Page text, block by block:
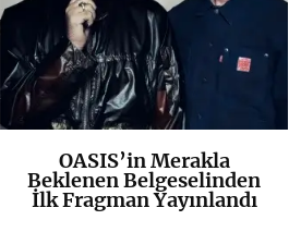
K+
OASIS’in Merakla
Beklenen Belgeselinden
İlk Fragman Yayınlandı